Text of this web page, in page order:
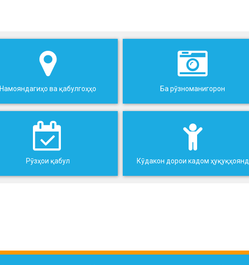
Намояндагиҳо ва қабулгоҳҳо
Рӯзҳои қабул
Ба рӯзноманигорон
Кӯдакон дорои кадом ҳуқуқҳоянд